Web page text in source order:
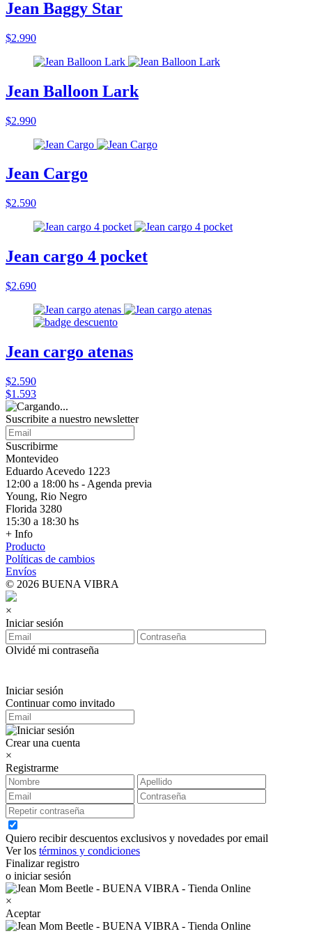
Jean Baggy Star
$2.990
Jean Balloon Lark
$2.990
Jean Cargo
$2.590
Jean cargo 4 pocket
$2.690
Jean cargo atenas
$2.590
$1.593
Suscribite a nuestro newsletter
Suscribirme
Montevideo
Eduardo Acevedo 1223
12:00 a 18:00 hs - Agenda previa
Young, Rio Negro
Florida 3280
15:30 a 18:30 hs
+ Info
Producto
Políticas de cambios
Envíos
© 2026 BUENA VIBRA
×
Iniciar sesión
Olvidé mi contraseña
Iniciar sesión
Continuar como invitado
Crear una cuenta
×
Registrarme
Quiero recibir descuentos exclusivos y novedades por email
Ver los términos y condiciones
Finalizar registro
o iniciar sesión
×
Aceptar